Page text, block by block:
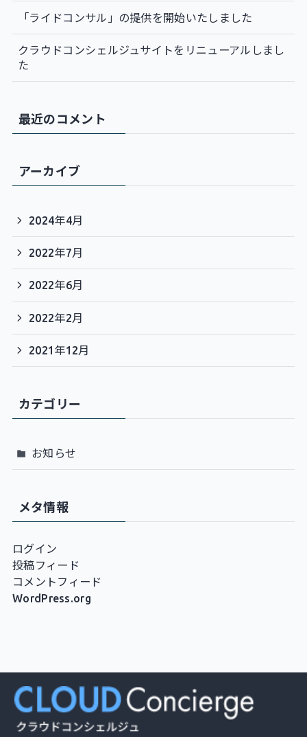
「ライドコンサル」の提供を開始いたしました
クラウドコンシェルジュサイトをリニューアルしまし
た
最近のコメント
アーカイブ
2024年4月
2022年7月
2022年6月
2022年2月
2021年12月
カテゴリー
お知らせ
メタ情報
ログイン
投稿フィード
コメントフィード
WordPress.org